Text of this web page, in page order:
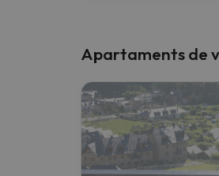
Apartaments de